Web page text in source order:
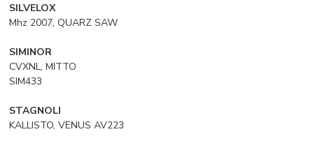
SILVELOX
Mhz 2007, QUARZ SAW
SIMINOR
CVXNL, MITTO
SIM433
STAGNOLI
KALLISTO, VENUS AV223